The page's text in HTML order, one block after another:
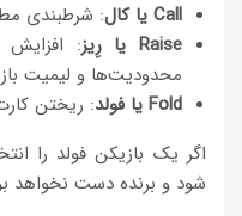
Call یا کال
: شرطبندی
Raise یا رِیز
: افزایش
محدودیت‌ها و لیمیت
Fold یا فولد
: ریختن
اگر یک بازیکن فولد را
شود و برنده دست نخواهد